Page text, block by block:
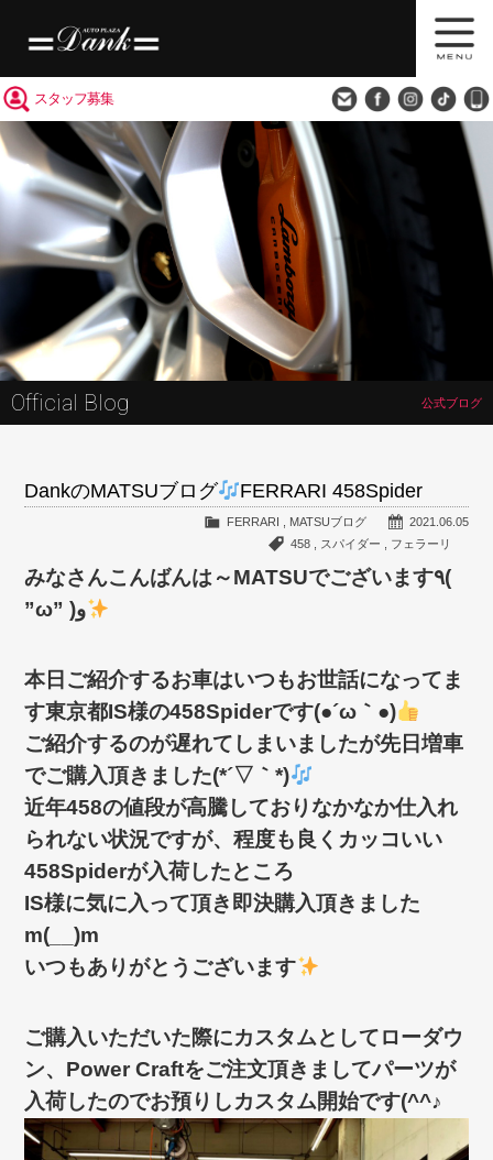
スタッフ募集
Official Blog 公式ブログ
DankのMATSUブログ FERRARI 458Spider
2021.06.05
FERRARI
MATSUブログ
458, スパイダー フェラーリ
みなさんこんばんは～MATSUでございます٩(
”ω” )و
本日ご紹介するお車はいつもお世話になってま
す東京都IS様の458Spiderです(●´ω｀●)
ご紹介するのが遅れてしまいましたが先日増車
でご購入頂きました(*´▽｀*)
近年458の値段が高騰しておりなかなか仕入れ
られない状況ですが、程度も良くカッコいい
458Spiderが入荷したところ
IS様に気に入って頂き即決購入頂きました
m(__)m
いつもありがとうございます
ご購入いただいた際にカスタムとしてローダウ
ン、Power Craftをご注文頂きましてパーツが
入荷したのでお預りしカスタム開始です(^^♪